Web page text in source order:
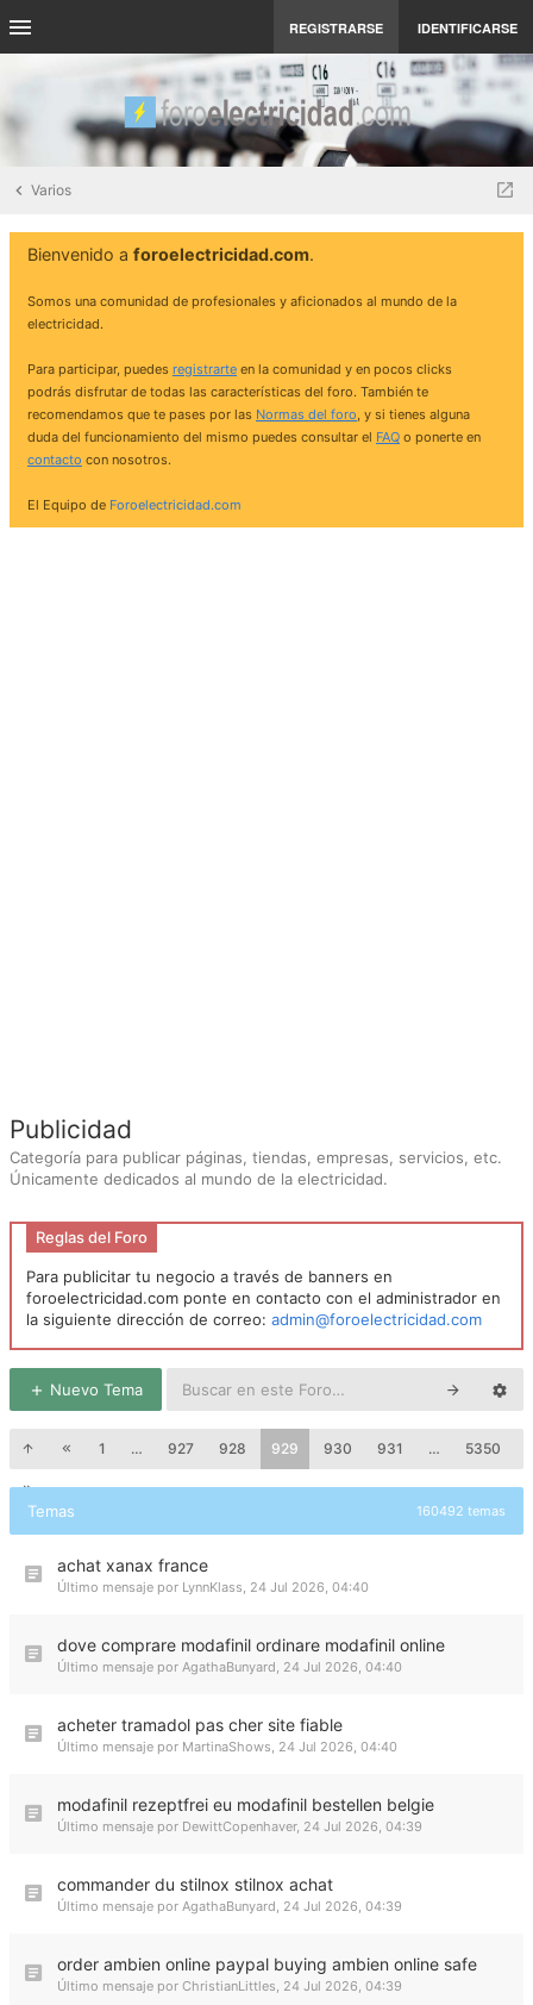
REGISTRARSE IDENTIFICARSE
Varios
Bienvenido a foroelectricidad.com.
Somos una comunidad de profesionales y aficionados al mundo de la
electricidad.
Para participar, puedes registrarte en la comunidad y en pocos clicks
podrás disfrutar de todas las características del foro. También te
recomendamos que te pases por las Normas del foro, y si tienes alguna
duda del funcionamiento del mismo puedes consultar el FAQ o ponerte en
contacto con nosotros.
El Equipo de Foroelectricidad.com
Publicidad
Categoría para publicar páginas, tiendas, empresas, servicios, etc.
Únicamente dedicados al mundo de la electricidad.
Reglas del Foro
Para publicitar tu negocio a través de banners en
foroelectricidad.com ponte en contacto con el administrador en
la siguiente dirección de correo: admin@foroelectricidad.com
Nuevo Tema
1 … 927 928 929 930 931 … 5350
Temas 160492 temas
achat xanax france
Último mensaje por LynnKlass, 24 Jul 2026, 04:40
dove comprare modafinil ordinare modafinil online
Último mensaje por AgathaBunyard, 24 Jul 2026, 04:40
acheter tramadol pas cher site fiable
Último mensaje por MartinaShows, 24 Jul 2026, 04:40
modafinil rezeptfrei eu modafinil bestellen belgie
Último mensaje por DewittCopenhaver, 24 Jul 2026, 04:39
commander du stilnox stilnox achat
Último mensaje por AgathaBunyard, 24 Jul 2026, 04:39
order ambien online paypal buying ambien online safe
Último mensaje por ChristianLittles, 24 Jul 2026, 04:39